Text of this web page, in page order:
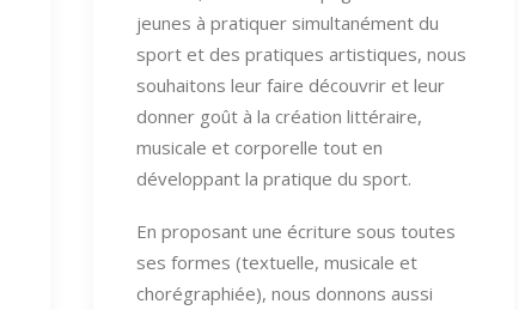
jeunes à pratiquer simultanément du
sport et des pratiques artistiques, nous
souhaitons leur faire découvrir et leur
donner goût à la création littéraire,
musicale et corporelle tout en
développant la pratique du sport.
En proposant une écriture sous toutes
ses formes (textuelle, musicale et
chorégraphiée), nous donnons aussi